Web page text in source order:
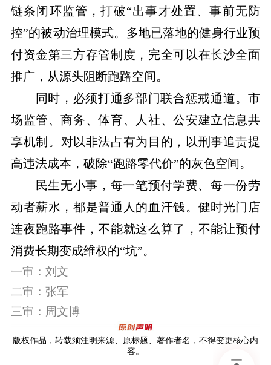
链条闭环监管，打破“出事才处置、事前无防
控”的被动治理模式。多地已落地的健身行业预
付资金第三方存管制度，完全可以在长沙全面
推广，从源头阻断跑路空间。
同时，必须打通多部门联合惩戒通道。市
场监管、商务、体育、人社、公安建立信息共
享机制 。 对以非法占有为目的，以刑事追责提
高违法成本，破除“跑路零代价”的灰色空间。
民生无小事，每一笔预付学费、每一份劳
动者薪水，都是普通人的血汗钱。健时光门店
连夜跑路事件，不能就这么算了， 不能让预付
消费长期变成维权的“坑”。
一审：刘文
二审：张军
三审：周文博
版权作品，转载须注明来源、原标题、著作者名，不得变更核心内
容。